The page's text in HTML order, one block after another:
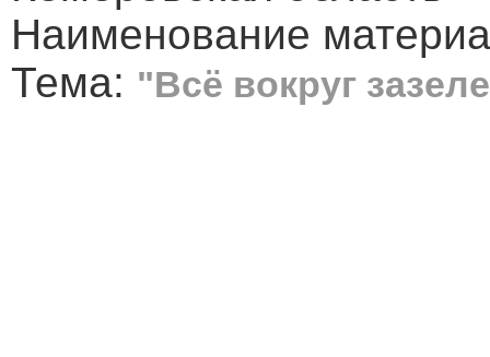
Наименование
Тема: "Всё вокруг